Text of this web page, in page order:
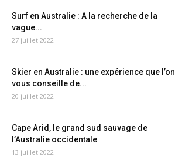
Surf en Australie : A la recherche de la
vague...
27 juillet 2022
Skier en Australie : une expérience que l’on
vous conseille de...
20 juillet 2022
Cape Arid, le grand sud sauvage de
l’Australie occidentale
13 juillet 2022